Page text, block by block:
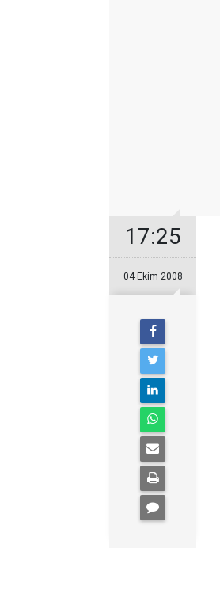
17:25
04 Ekim 2008